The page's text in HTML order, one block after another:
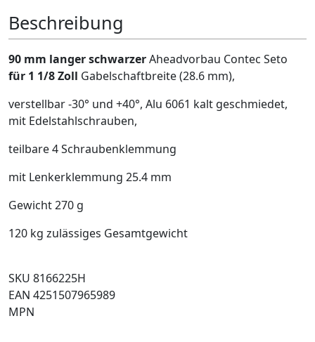
Beschreibung
90 mm langer schwarzerAheadvorbau Contec Seto
für 1 1/8 Zoll Gabelschaftbreite (28.6 mm),
verstellbar -30° und +40°, Alu 6061 kalt geschmiedet,
mit Edelstahlschrauben,
teilbare 4 Schraubenklemmung
mit Lenkerklemmung 25.4 mm
Gewicht 270 g
120 kg zulässiges Gesamtgewicht
SKU 8166225H
EAN 4251507965989
MPN